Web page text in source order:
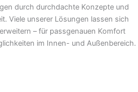
durch durchdachte Konzepte und
Viele unserer Lösungen lassen sich
– für passgenauen Komfort
im Innen- und Außenbereich.